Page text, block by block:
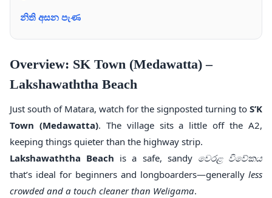
නිති අසන පැණ
Overview: SK Town (Medawatta) –
Lakshawaththa Beach
Just south of Matara, watch for the signposted turning to S’K
Town (Medawatta). The village sits a little off the A2,
keeping things quieter than the highway strip.
Lakshawaththa Beach is a safe, sandy වෙරළ විවේකය
that’s ideal for beginners and longboarders—generally less
crowded and a touch cleaner than Weligama.